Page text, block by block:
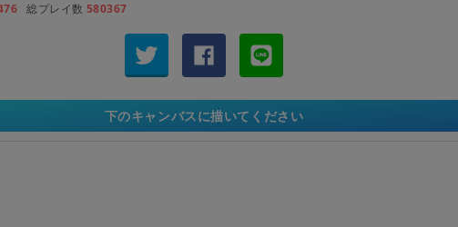
総プレイ数 580367
下のキャンバスに描いてください